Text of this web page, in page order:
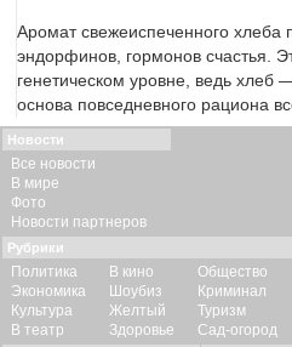
Аромат свежеиспеченного хлеба
эндорфинов, гормонов счастья.
генетическом уровне, ведь хлеб
основа повседневного рациона
Новости
Все новости
В мире
Фото
Новости партнеров
Рубрики
Политика
Экономика
Культура
В театр
В кино
Шоубиз
Желтый
Здоровье
Общество
Криминал
Туризм
Сад-огород